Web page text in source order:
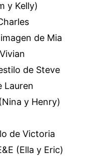
y Kelly)
de Mia
de Steve
Lauren
y Henry)
de Victoria
(Ella y Eric)